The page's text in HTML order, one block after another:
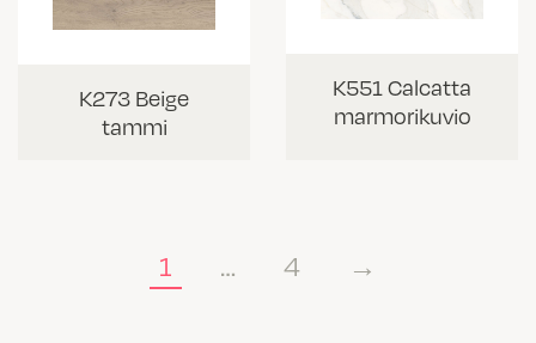
K273 Beige
tammi
K551 Calcatta
marmorikuvio
1 … 4 →